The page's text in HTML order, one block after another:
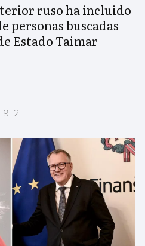
ruso ha incluido
personas buscadas
Estado Taimar